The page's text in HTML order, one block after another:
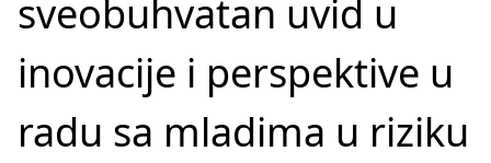
sveobuhvatan uvid u
inovacije i perspektive u
radu sa mladima u riziku